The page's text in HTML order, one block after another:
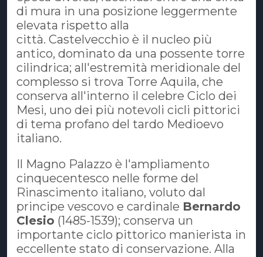
di mura in una posizione leggermente
elevata rispetto alla
città. Castelvecchio è il nucleo più
antico, dominato da una possente torre
cilindrica; all'estremità meridionale del
complesso si trova Torre Aquila, che
conserva all'interno il celebre Ciclo dei
Mesi, uno dei più notevoli cicli pittorici
di tema profano del tardo Medioevo
italiano.
Il Magno Palazzo è l'ampliamento
cinquecentesco nelle forme del
Rinascimento italiano, voluto dal
principe vescovo e cardinale Bernardo
Clesio (1485-1539); conserva un
importante ciclo pittorico manierista in
eccellente stato di conservazione. Alla